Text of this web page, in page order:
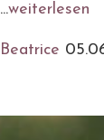
...weiterlesen
Beatrice